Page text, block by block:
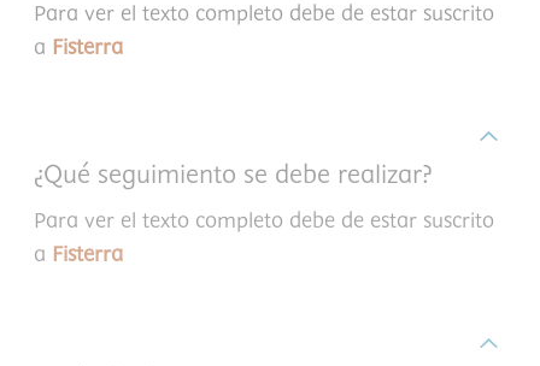
Para ver el texto completo debe de estar suscrito
a Fisterra
¿Qué seguimiento se debe realizar?
Para ver el texto completo debe de estar suscrito
a Fisterra